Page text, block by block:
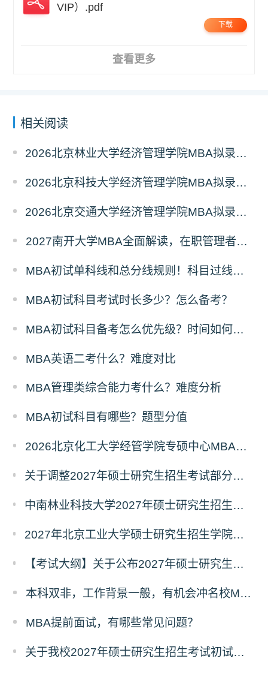
VIP）.pdf
下载
查看更多
相关阅读
2026北京林业大学经济管理学院MBA拟录取分析解读
2026北京科技大学经济管理学院MBA拟录取分析解读
2026北京交通大学经济管理学院MBA拟录取分析解读
2027南开大学MBA全面解读，在职管理者择校优选
MBA初试单科线和总分线规则！科目过线标准
MBA初试科目考试时长多少？怎么备考？
MBA初试科目备考怎么优先级？时间如何分配？
MBA英语二考什么？难度对比
MBA管理类综合能力考什么？难度分析
MBA初试科目有哪些？题型分值
2026北京化工大学经管学院专硕中心MBA拟录取分析解读
关于调整2027年硕士研究生招生考试部分专业初试考试科目及参考书目的公告（二）
中南林业科技大学2027年硕士研究生招生考试初试科目调整情况公告
2027年北京工业大学硕士研究生招生学院、考试科目、考试大纲等调整情况
【考试大纲】关于公布2027年硕士研究生入学考试自命题考试科目考试大纲的通知
本科双非，工作背景一般，有机会冲名校MBA吗？
MBA提前面试，有哪些常见问题？
关于我校2027年硕士研究生招生考试初试科目调整的补充公告